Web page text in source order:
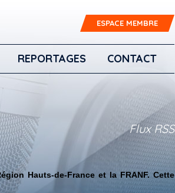
ESPACE MEMBRE
REPORTAGES CONTACT
Flux RSS
Hauts-de-France et la FRANF. Cette